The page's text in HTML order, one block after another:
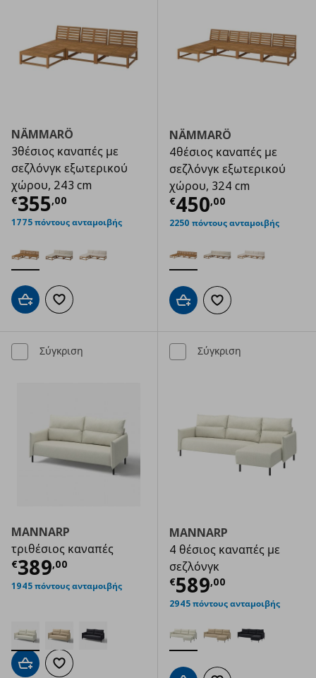
NÄMMARÖ
3θέσιος καναπές με
σεζλόνγκ εξωτερικού
χώρου, 243 cm
€355,00
Τρέχουσα τιμή € 355,00
1775 πόντους ανταμοιβής
Προσθήκη στο καλάθι
Προσθήκη στα αγαπημένα
NÄMMARÖ
4θέσιος καναπές με
σεζλόνγκ εξωτερικού
χώρου, 324 cm
€450,00
Τρέχουσα
2250 πόντους ανταμοιβής
Προσθήκη στο καλάθι
Προσθήκη στα
Σύγκριση
MANNARP
τριθέσιος καναπές
€389,00
Τρέχουσα τιμή € 389,00
1945 πόντους ανταμοιβής
Προσθήκη στο καλάθι
Προσθήκη στα αγαπημένα
Σύγκριση
MANNARP
4 θέσιος καναπές με
σεζλόνγκ
€589,00
Τρέχουσα
2945 πόντους ανταμοιβής